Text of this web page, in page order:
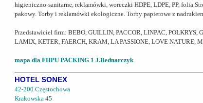
higieniczno-sanitarne, reklamówki, woreczki HDPE, LDPE, PP, folia
pakowy. Torby i reklamówki ekologiczne. Torby papierowe z
Przedstawiciel firm: BEBO, GUILLIN, PACCOR, LINPAC, POLKRYS,
LAMIX, KETER, FAERCH, KRAM, LA PASSIONE, LOVE NATURE,
mapa dla FHPU PACKING 1 J.Bednarczyk
HOTEL SONEX
42-200 Częstochowa
Krakowska 45